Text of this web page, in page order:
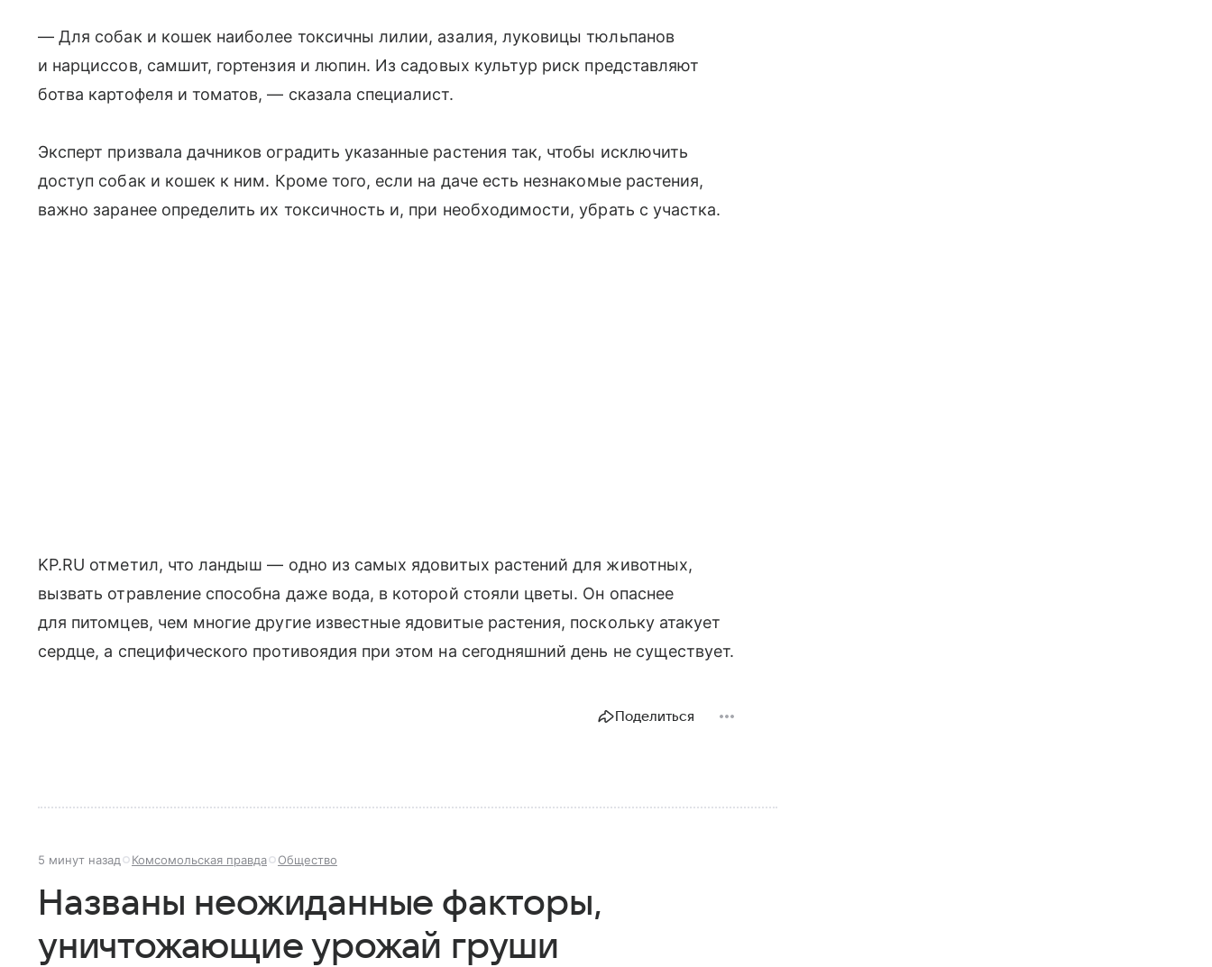
— Для собак и кошек наиболее токсичны лилии, азалия, луковицы тюльпанов
и нарциссов, самшит, гортензия и люпин. Из садовых культур риск представляют
ботва картофеля и томатов, — сказала специалист.
Эксперт призвала дачников оградить указанные растения так, чтобы исключить
доступ собак и кошек к ним. Кроме того, если на даче есть незнакомые растения,
важно заранее определить их токсичность и, при необходимости, убрать с участка.
KP.RU отметил, что ландыш — одно из самых ядовитых растений для животных,
вызвать отравление способна даже вода, в которой стояли цветы. Он опаснее
для питомцев, чем многие другие известные ядовитые растения, поскольку атакует
сердце, а специфического противоядия при этом на сегодняшний день не существует.
Поделиться
5 минут назад Комсомольская правда Общество
Названы неожиданные факторы,
уничтожающие урожай груши